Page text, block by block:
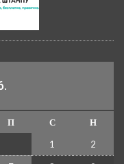
П С
Н
1
2